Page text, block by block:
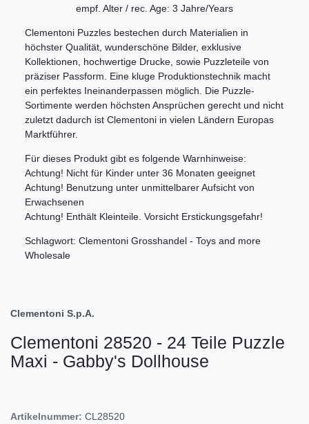
empf. Alter / rec. Age: 3 Jahre/Years
Clementoni Puzzles bestechen durch Materialien in
höchster Qualität, wunderschöne Bilder, exklusive
Kollektionen, hochwertige Drucke, sowie Puzzleteile von
präziser Passform. Eine kluge Produktionstechnik macht
ein perfektes Ineinanderpassen möglich. Die Puzzle-
Sortimente werden höchsten Ansprüchen gerecht und nicht
zuletzt dadurch ist Clementoni in vielen Ländern Europas
Marktführer.
Für dieses Produkt gibt es folgende Warnhinweise:
Achtung! Nicht für Kinder unter 36 Monaten geeignet
Achtung! Benutzung unter unmittelbarer Aufsicht von
Erwachsenen
Achtung! Enthält Kleinteile. Vorsicht Erstickungsgefahr!
Schlagwort: Clementoni Grosshandel - Toys and more
Wholesale
Clementoni S.p.A.
Clementoni 28520 - 24 Teile Puzzle
Maxi - Gabby's Dollhouse
Artikelnummer: CL28520